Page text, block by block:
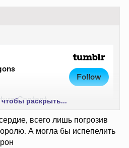
раскрыть...
всего лишь погрозив
А могла бы испепелить